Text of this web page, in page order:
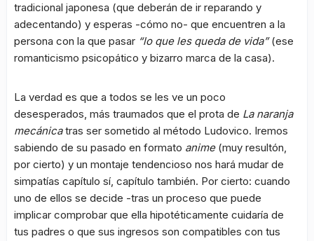
tradicional japonesa (que deberán de ir reparando y
adecentando) y esperas -cómo no- que encuentren a la
persona con la que pasar “lo que les queda de vida”(ese
romanticismo psicopático y bizarro marca de la casa).
La verdad es que a todos se les ve un poco
desesperados, más traumados que el prota de La naranja
mecánicatras ser sometido al método Ludovico. Iremos
sabiendo de su pasado en formato anime(muy resultón,
por cierto) y un montaje tendencioso nos hará mudar de
simpatías capítulo sí, capítulo también. Por cierto: cuando
uno de ellos se decide -tras un proceso que puede
implicar comprobar que ella hipotéticamente cuidaría de
tus padres o que sus ingresos son compatibles con tus